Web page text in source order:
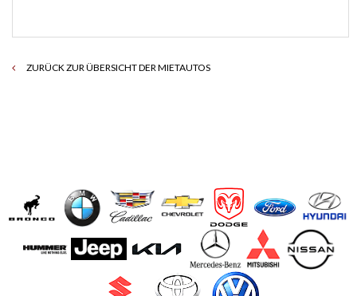
ZURÜCK ZUR ÜBERSICHT DER MIETAUTOS